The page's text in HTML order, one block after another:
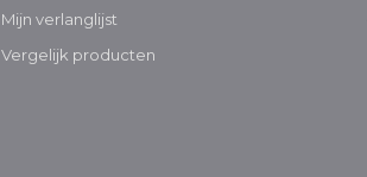
Mijn verlanglijst
Vergelijk producten